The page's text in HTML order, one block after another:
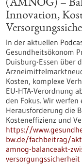
(AMNOG) –
Innovation,
In der aktuellen
Gesundheitsökonom
Duisburg-Essen über
Kosten, komplexe
EU-HTA-Verordnung
den Fokus. Wir
Herausforderung die
Kosteneffizienz und
https://
bw.de/fachbeitrag/
amnog-balanceakt-
versorgungssicherheit